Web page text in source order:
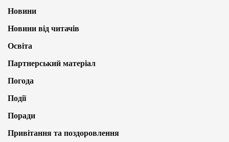
Новини
Новини від читачів
Освіта
Партнерський матеріал
Погода
Події
Поради
Привітання та поздоровлення